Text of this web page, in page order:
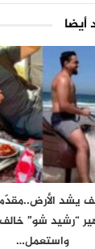
يشد الأرض..مقدّم
“رشيد شو” خالف
واستعمل…